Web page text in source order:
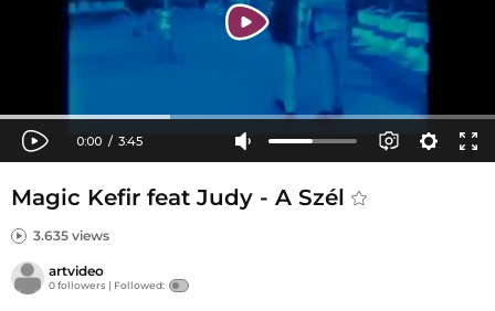
Magic Kefir feat Judy - A Szél
3.635 views
artvideo
0 followers | Followed: